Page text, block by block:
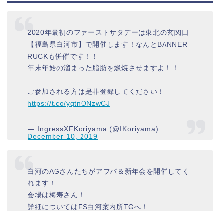
2020年最初のファーストサタデーは東北の玄関口
【福島県白河市】で開催します！なんとBANNER
RUCKも併催です！！
年末年始の溜まった脂肪を燃焼させますよ！！
ご参加される方は是非登録してください！
https://t.co/yqtnONzwCJ
— IngressXFKoriyama (@IKoriyama)
December 10, 2019
白河のAGさんたちがアフパ＆新年会を開催してく
れます！
会場は梅寿さん！
詳細についてはFS白河案内所TGへ！